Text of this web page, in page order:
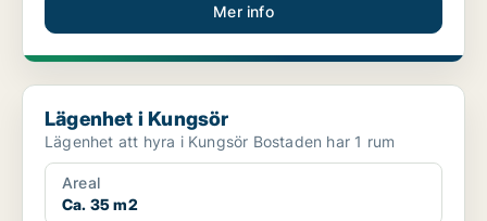
Mer info
Lägenhet i Kungsör
Lägenhet i Kungsör
Lägenhet att hyra i Kungsör Bostaden har 1 rum
Areal
Ca. 35 m2